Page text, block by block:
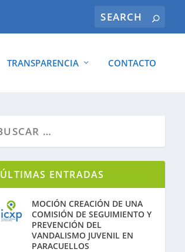
TRANSPARENCIA CONTACTO
ÚLTIMAS ENTRADAS
MOCIÓN CREACIÓN DE UNA
COMISIÓN DE SEGUIMIENTO Y
PREVENCIÓN DEL
VANDALISMO JUVENIL EN
PARACUELLOS